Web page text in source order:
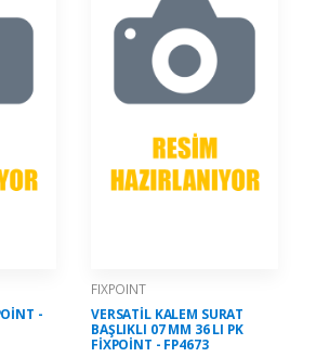
-
FIXPOINT
VERSATİL KALEM SURAT
BAŞLIKLI 07 MM 36 LI PK
FİXPOİNT - FP4673